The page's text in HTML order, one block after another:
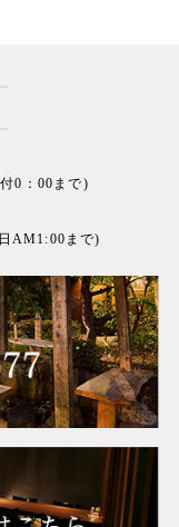
0：00まで)
AM1:00まで)